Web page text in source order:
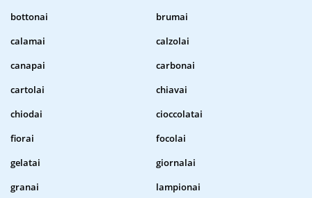
bottonai
brumai
calamai
calzolai
canapai
carbonai
cartolai
chiavai
chiodai
cioccolatai
fiorai
focolai
gelatai
giornalai
granai
lampionai